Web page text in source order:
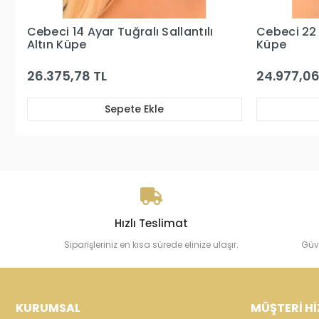
Cebeci 22 Ayar Kabartma Altın
Küpe
24.977,06 TL
Sepete Ekle
Küpe
Hızlı Teslimat
Siparişleriniz en kısa sürede elinize ulaşır.
KURUMSAL MÜŞTERİ